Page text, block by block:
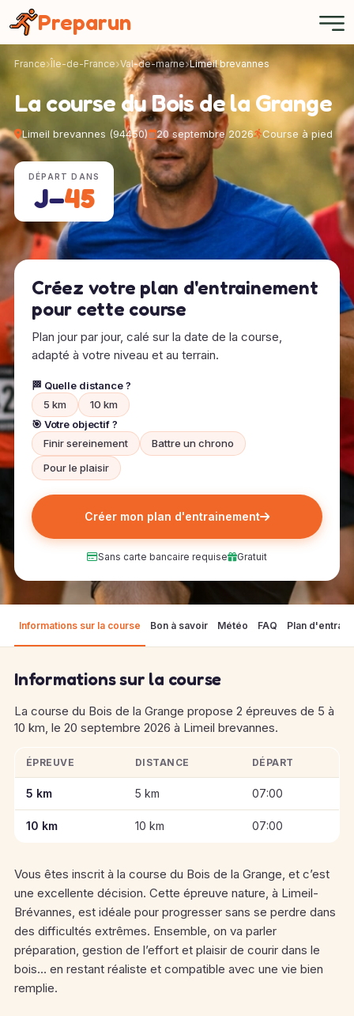
Preparun
France Île-de-France Val-de-marne Limeil brevannes
La course du Bois de la Grange
Limeil brevannes (94450) 20 septembre 2026 Course à pied
DÉPART DANS
J−45
Créez votre plan d'entrainement
pour cette course
Plan jour par jour, calé sur la date de la course,
adapté à votre niveau et au terrain.
🏁 Quelle distance ?
5 km
10 km
🎯 Votre objectif ?
Finir sereinement
Battre un chrono
Pour le plaisir
Créer mon plan d'entrainement
Sans carte bancaire requise Gratuit
Informations sur la course Bon à savoir Météo FAQ Plan
Informations sur la course
La course du Bois de la Grange propose 2 épreuves de 5 à
10 km, le 20 septembre 2026 à Limeil brevannes.
Informations clés des épreuves de La course du Bois de la
ÉPREUVE DISTANCE DÉPART
5 km 5 km 07:00
10 km 10 km 07:00
Vous êtes inscrit à la course du Bois de la Grange, et c’est
une excellente décision. Cette épreuve nature, à Limeil-
Brévannes, est idéale pour progresser sans se perdre dans
des difficultés extrêmes. Ensemble, on va parler
préparation, gestion de l’effort et plaisir de courir dans le
bois… en restant réaliste et compatible avec une vie bien
remplie.
Panneau de gestion des cookies